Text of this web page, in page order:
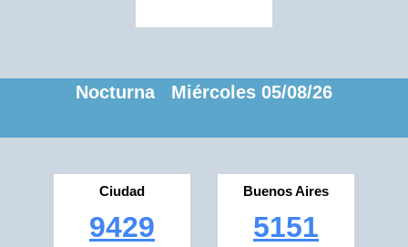
Nocturna Miércoles 05/08/26
Ciudad
9429
Buenos Aires
5151